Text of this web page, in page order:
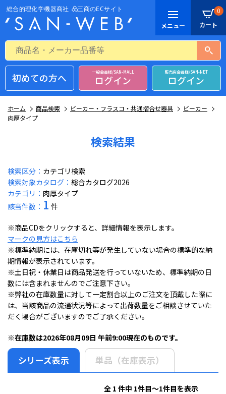
0
初めての方へ 一般会員様/SAN-MALL
ログイン
販売店会員様/SAN-NET
ログイン
ホーム 商品検索 ビーカー・フラスコ・共通摺合せ器具
ビーカー
肉厚タイプ
検索結果
検索区分： カテゴリ検索
検索対象カタログ： 総合カタログ2026
カテゴリ： 肉厚タイプ
該当件数： 1 件
※商品CDをクリックすると、詳細情報を表示します。
マークの見方はこちら
※標準納期には、在庫切れ等が発生していない場合の標準的な納
期情報が表示されています。
※土日祝・休業日は商品発送を行っていないため、標準納期の日
数には含まれませんのでご注意下さい。
※弊社の在庫数量に対して一定割合以上のご注文を頂戴した際に
は、当該商品の流通状況等によって出荷数量をご相談させていた
だく場合がございますのでご了承ください。
※在庫数は2026年08月09日 午前9:00現在のものです。
シリーズ表示 単品（在庫表示）
全 1 件中 1件目～1件目を表示